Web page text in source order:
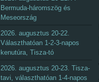
Bermuda-háromszög és
Meseország
2026. augusztus 20-22.
Választhatóan 1-2-3-napos
kenutúra, Tisza-tó
2026. augusztus 20-23. Tisza-
tavi, választhatóan 1-4-napos